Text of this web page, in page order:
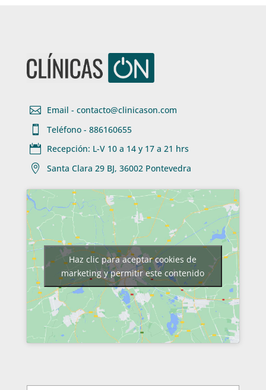
 Email - contacto@clinicason.com

Teléfono - 886160655
 Recepción: L-V 10 a 14 y 17 a 21 hrs

Santa Clara 29 BJ, 36002 Pontevedra
Haz clic para aceptar cookies de
marketing y permitir este contenido